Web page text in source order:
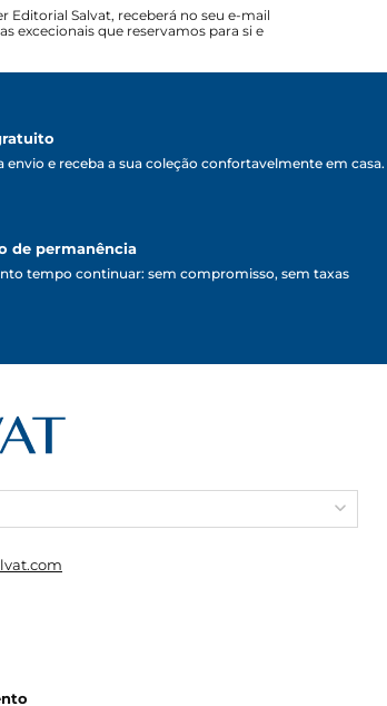
Editorial Salvat, receberá no seu e-mail
excecionais que reservamos para si e
envio e receba a sua coleção confortavelmente em casa.
de permanência
tempo continuar: sem compromisso, sem taxas